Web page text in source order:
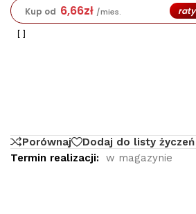
Kup od 6,66zł /mies. raty
Porównaj
Dodaj do listy życzeń
Termin realizacji:
w magazynie